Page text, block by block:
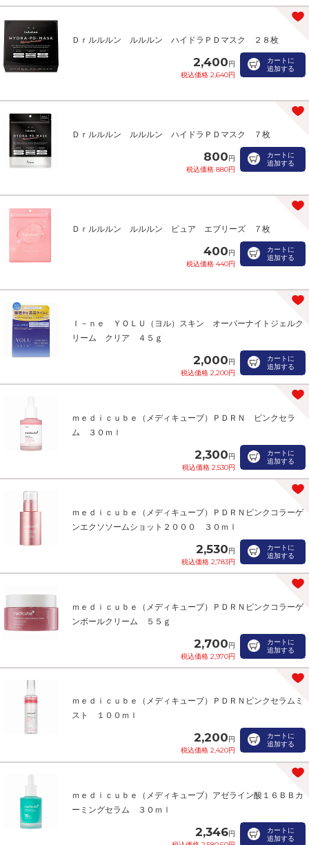
Ｄｒルルルン ルルルン ハイドラＰＤマスク ２８枚
2,400円
税込価格 2,640円
カートに
追加する
Ｄｒルルルン ルルルン ハイドラＰＤマスク ７枚
800円
税込価格 880円
カートに
追加する
Ｄｒルルルン ルルルン ピュア エブリーズ ７枚
400円
税込価格 440円
カートに
追加する
Ｉ－ｎｅ ＹＯＬＵ（ヨル）スキン オーバーナイトジェルク
リーム クリア ４５ｇ
2,000円
税込価格 2,200円
カートに
追加する
ｍｅｄｉｃｕｂｅ（メディキューブ）ＰＤＲＮ ピンクセラ
ム ３０ｍｌ
2,300円
税込価格 2,530円
カートに
追加する
ｍｅｄｉｃｕｂｅ（メディキューブ）ＰＤＲＮピンクコラーゲ
ンエクソソームショット２０００ ３０ｍｌ
2,530円
税込価格 2,783円
カートに
追加する
ｍｅｄｉｃｕｂｅ（メディキューブ）ＰＤＲＮピンクコラーゲ
ンボールクリーム ５５ｇ
2,700円
税込価格 2,970円
カートに
追加する
ｍｅｄｉｃｕｂｅ（メディキューブ）ＰＤＲＮピンクセラムミ
スト １００ｍｌ
2,200円
税込価格 2,420円
カートに
追加する
ｍｅｄｉｃｕｂｅ（メディキューブ）アゼライン酸１６ＢＢカ
ーミングセラム ３０ｍｌ
2,346円
カートに
追加する